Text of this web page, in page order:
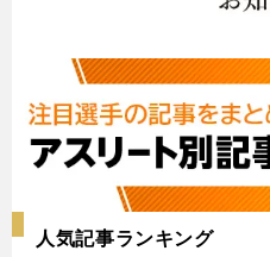
人気記事ランキング